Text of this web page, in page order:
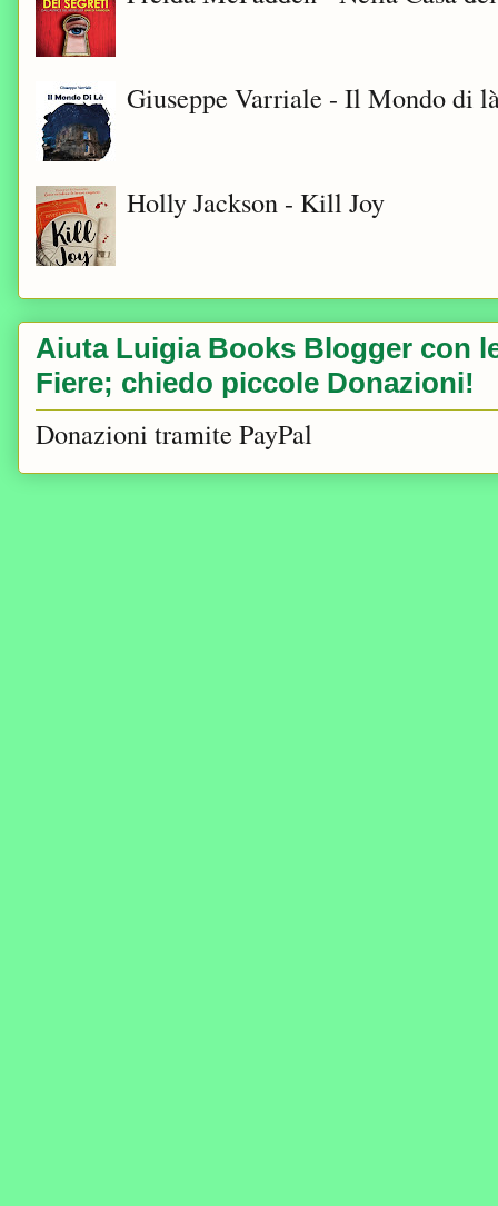
Giuseppe Varriale - Il Mondo di
Holly Jackson - Kill Joy
Aiuta Luigia Books Blogger con
Fiere; chiedo piccole Donazioni!
Donazioni tramite PayPal